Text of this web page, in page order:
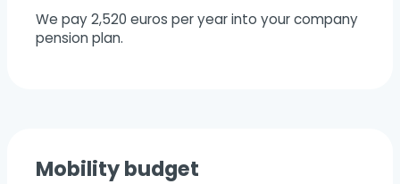
We pay 2,520 euros per year into your company
pension plan.
Mobility budget